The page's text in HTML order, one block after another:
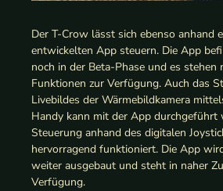
Der T-Crow lässt sich ebenso anhand
entwickelten App steuern. Die App
noch in der Beta-Phase und es stehen
Funktionen zur Verfügung. Auch das
Livebildes der Wärmebildkamera
Handy kann mit der App durchgeführt
Steuerung anhand des digitalen
hervorragend funktioniert. Die App
weiter ausgebaut und steht in naher
Verfügung.